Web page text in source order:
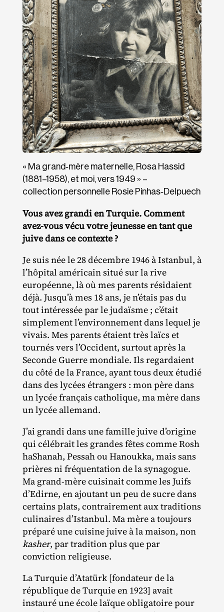
« Ma grand‐​mère maternelle, Rosa Hassid
(1881–1958), et moi, vers 1949 » –
collection personnelle Rosie Pinhas‐Delpuech
Vous avez grandi en Turquie. Comment
avez-vous vécu votre jeunesse en tant que
juive dans ce contexte ?
Je suis née le 28 décembre 1946 à Istanbul, à
l’hôpital américain situé sur la rive
européenne, là où mes parents résidaient
déjà. Jusqu’à mes 18 ans, je n’étais pas du
tout intéressée par le judaïsme ; c’était
simplement l’environnement dans lequel je
vivais. Mes parents étaient très laïcs et
tournés vers l’Occident, surtout après la
Seconde Guerre mondiale. Ils regardaient
du côté de la France, ayant tous deux étudié
dans des lycées étrangers : mon père dans
un lycée français catholique, ma mère dans
un lycée allemand.
J’ai grandi dans une famille juive d’origine
qui célébrait les grandes fêtes comme Rosh
haShanah, Pessah ou Hanoukka, mais sans
prières ni fréquentation de la synagogue.
Ma grand‐​mère cuisinait comme les Juifs
d’Edirne, en ajoutant un peu de sucre dans
certains plats, contrairement aux traditions
culinaires d’Istanbul. Ma mère a toujours
préparé une cuisine juive à la maison, non
kasher, par tradition plus que par
conviction religieuse.
La Turquie d’Atatürk [fondateur de la
république de Turquie en 1923] avait
instauré une école laïque obligatoire pour